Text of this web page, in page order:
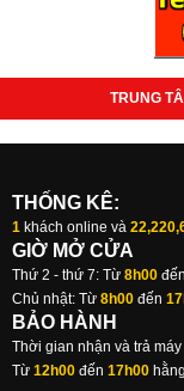
TRUNG
THỐNG KÊ:
1 khách online và
GIỜ MỞ CỬA
Thứ 2 - thứ 7: Từ 8h00 đến
Chủ nhật: Từ 8h00 đến
BẢO HÀNH
Thời gian nhận và trả
Từ 12h00 đến 17h00